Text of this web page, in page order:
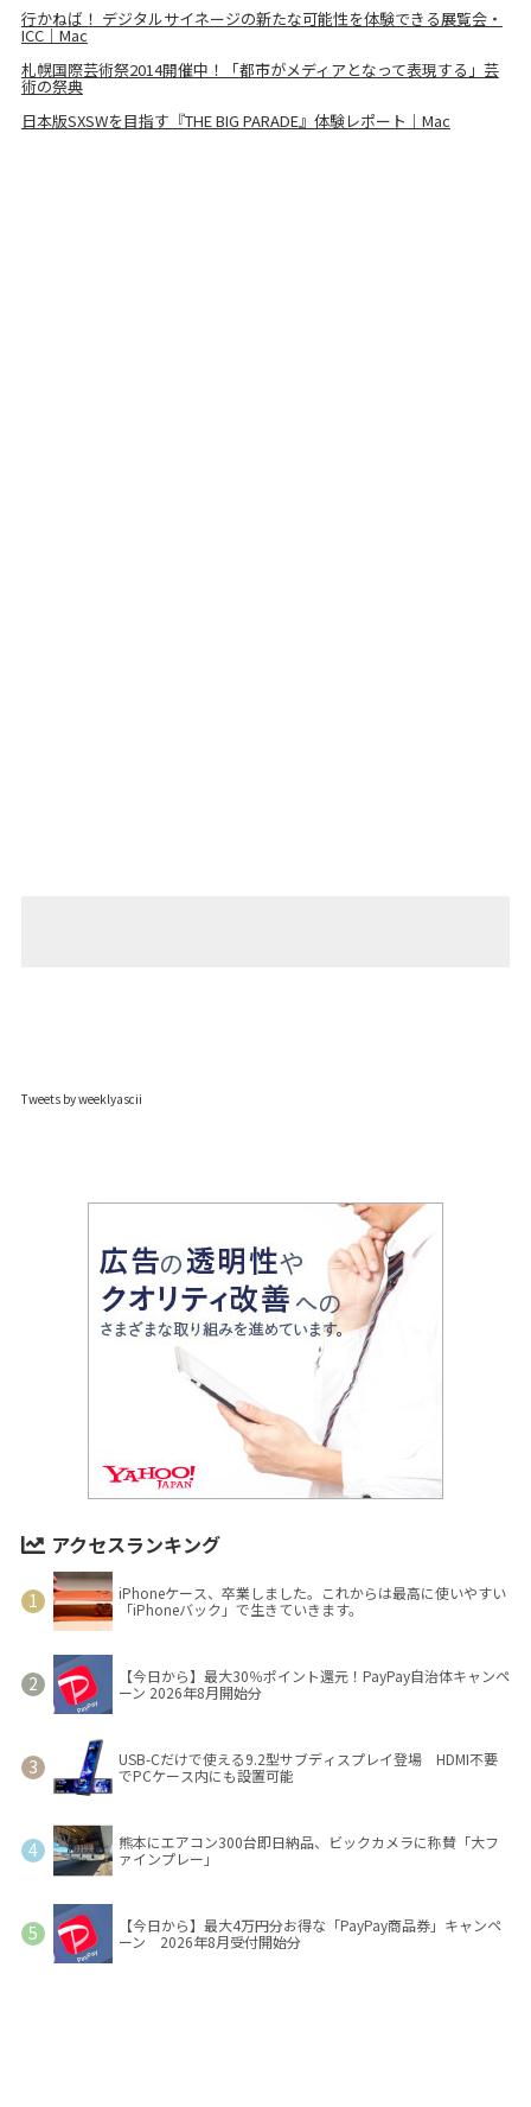
行かねば！ デジタルサイネージの新たな可能性を体験できる展覧会・
ICC｜Mac
札幌国際芸術祭2014開催中！「都市がメディアとなって表現する」芸
術の祭典
日本版SXSWを目指す『THE BIG PARADE』体験レポート｜Mac
Tweets by weeklyascii
アクセスランキング
iPhoneケース、卒業しました。これからは最高に使いやすい
「iPhoneバック」で生きていきます。
【今日から】最大30％ポイント還元！PayPay自治体キャンペ
ーン 2026年8月開始分
USB-Cだけで使える9.2型サブディスプレイ登場 HDMI不要
でPCケース内にも設置可能
熊本にエアコン300台即日納品、ビックカメラに称賛「大フ
ァインプレー」
【今日から】最大4万円分お得な「PayPay商品券」キャンペ
ーン 2026年8月受付開始分